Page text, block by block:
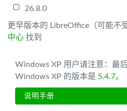
26.8.0
更早版本的 LibreOffice（可能不
中心 找到
Windows XP 用户请注意：最
Windows XP 的版本是 5.4.7。
说明手册